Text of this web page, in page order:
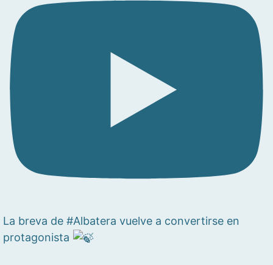
La breva de #Albatera vuelve a convertirse en
protagonista